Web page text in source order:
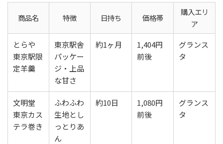
商品名 特徴 日持ち 価格帯
購入エリ
ア
とらや
東京駅限
定羊羹
東京駅舎
パッケー
ジ・上品
な甘さ
約1ヶ月
1,404円
前後
グランス
タ
文明堂
東京カス
テラ巻き
ふわふわ
生地とし
っとりあ
ん
約10日
1,080円
前後
グランス
タ